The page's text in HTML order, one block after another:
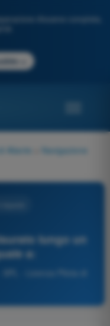
d'esame completa,
Aliante
Navigazione
lungo un
a:
- Licenza Pilota di